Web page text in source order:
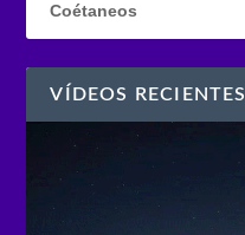
Coétaneos
VÍDEOS RECIENTES